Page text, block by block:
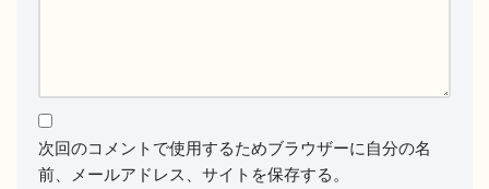
次回のコメントで使用するためブラウザーに自分の名
前、メールアドレス、サイトを保存する。